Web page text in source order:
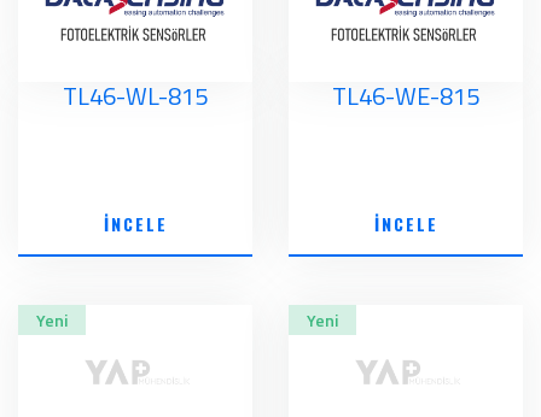
TL46-WL-815
İNCELE
TL46-WE-815
İNCELE
Yeni Yeni